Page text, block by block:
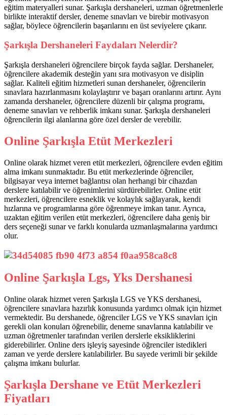
eğitim materyalleri sunar. Şarkışla dershaneleri, uzman öğretmenlerle
birlikte interaktif dersler, deneme sınavları ve birebir motivasyon
sağlar, böylece öğrencilerin başarılarını en üst seviyelere çıkarır.
Şarkışla Dershaneleri Faydaları Nelerdir?
Şarkışla dershaneleri öğrencilere birçok fayda sağlar. Dershaneler,
öğrencilere akademik desteğin yanı sıra motivasyon ve disiplin
sağlar. Kaliteli eğitim hizmetleri sunan dershaneler, öğrencilerin
sınavlara hazırlanmasını kolaylaştırır ve başarı oranlarını artırır. Aynı
zamanda dershaneler, öğrencilere düzenli bir çalışma programı,
deneme sınavları ve rehberlik imkanı sunar. Şarkışla dershaneleri
öğrencilerin ilgi alanlarına göre özel dersler de verebilir.
Online Şarkışla Etüt Merkezleri
Online olarak hizmet veren etüt merkezleri, öğrencilere evden eğitim
alma imkanı sunmaktadır. Bu etüt merkezlerinde öğrenciler,
bilgisayar veya internet bağlantısı olan herhangi bir cihazdan
derslere katılabilir ve öğrenimlerini sürdürebilirler. Online etüt
merkezleri, öğrencilere esneklik ve kolaylık sağlayarak, kendi
hızlarına ve programlarına göre öğrenmeye imkan tanır. Ayrıca,
uzaktan eğitim verilen etüt merkezleri, öğrencilere daha geniş bir
ders seçeneği sunar ve farklı konularda uzmanlaşmalarına yardımcı
olur.
Online Şarkışla Lgs, Yks Dershanesi
Online olarak hizmet veren Şarkışla LGS ve YKS dershanesi,
öğrencilere sınavlara hazırlık konusunda yardımcı olmak için hizmet
vermektedir. Bu dershanede, öğrenciler LGS ve YKS sınavları için
gerekli olan konuları öğrenebilir, deneme sınavlarına katılabilir ve
uzman öğretmenler tarafından verilen derslerle eksikliklerini
giderebilirler. Online ders işleyiş sayesinde öğrenciler istedikleri
zaman ve yerde derslere katılabilirler. Bu sayede verimli bir şekilde
çalışma imkanı bulurlar.
Şarkışla Dershane ve Etüt Merkezleri
Fiyatları